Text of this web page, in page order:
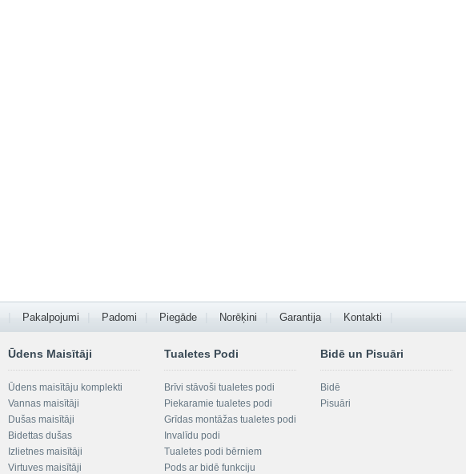
Pakalpojumi Padomi Piegāde Norēķini Garantija Kontakti
Ūdens Maisītāji
Ūdens maisītāju komplekti
Vannas maisītāji
Dušas maisītāji
Bidettas dušas
Izlietnes maisītāji
Virtuves maisītāji
Tualetes Podi
Brīvi stāvoši tualetes podi
Piekaramie tualetes podi
Grīdas montāžas tualetes podi
Invalīdu podi
Tualetes podi bērniem
Pods ar bidē funkciju
Bidē un Pisuāri
Bidē
Pisuāri